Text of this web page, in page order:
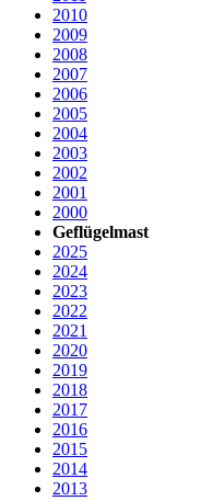
2010
2009
2008
2007
2006
2005
2004
2003
2002
2001
2000
Geflügelmast
2025
2024
2023
2022
2021
2020
2019
2018
2017
2016
2015
2014
2013